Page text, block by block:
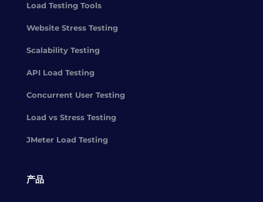
Load Testing Tools
Website Stress Testing
Scalability Testing
API Load Testing
Concurrent User Testing
Load vs Stress Testing
JMeter Load Testing
产品